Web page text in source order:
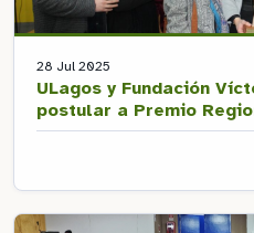
28 Jul 2025
ULagos y Fundación
postular a Premio